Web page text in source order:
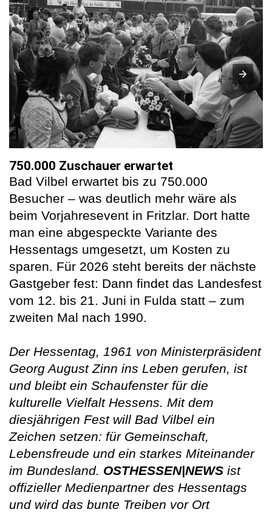
750.000 Zuschauer erwartet
Bad Vilbel erwartet bis zu 750.000
Besucher – was deutlich mehr wäre als
beim Vorjahresevent in Fritzlar. Dort hatte
man eine abgespeckte Variante des
Hessentags umgesetzt, um Kosten zu
sparen. Für 2026 steht bereits der nächste
Gastgeber fest: Dann findet das Landesfest
vom 12. bis 21. Juni in Fulda statt – zum
zweiten Mal nach 1990.
Der Hessentag, 1961 von Ministerpräsident
Georg August Zinn ins Leben gerufen, ist
und bleibt ein Schaufenster für die
kulturelle Vielfalt Hessens. Mit dem
diesjährigen Fest will Bad Vilbel ein
Zeichen setzen: für Gemeinschaft,
Lebensfreude und ein starkes Miteinander
im Bundesland. OSTHESSEN|NEWS ist
offizieller Medienpartner des Hessentags
und wird das bunte Treiben vor Ort